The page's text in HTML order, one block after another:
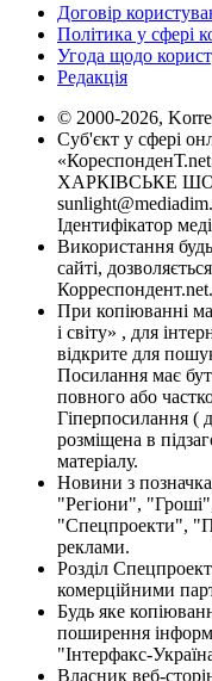
Договір
Політика у сфері
Угода щодо
Редакція
© 2000-2026,
Суб'єкт у сфері
ХАРКІВСЬКЕ
Ідентифікатор
Використання
сайті,
Корреспондент.net.
При копіюванні
і світу» , для
відкрите для
Посилання має
повного або
Гіперпосилання (
розміщена в
матеріалу.
Новини з
"Регіони",
"Спецпроекти",
реклами.
Розділ
комерційними
Будь яке
поширення
"Інтерфакс-
Власник веб-